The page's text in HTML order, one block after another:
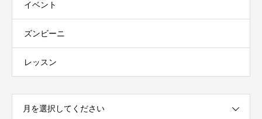
イベント
ズンビーニ
レッスン
月を選択してください